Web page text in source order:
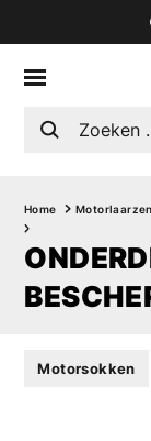
Home
Motorsokken